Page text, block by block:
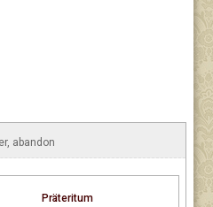
abandon
Präteritum